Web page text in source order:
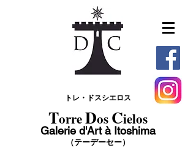
トレ・ドスシエロス
TorreDos Cielos
Galerie d'Art à Itoshima
（テーデーセー）